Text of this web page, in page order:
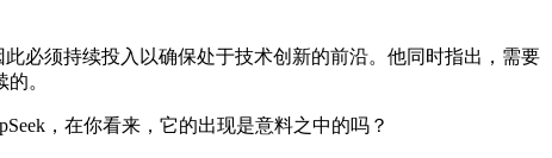
必须持续投入以确保处于技术创新的前沿。他同时指出，需要
。
，在你看来，它的出现是意料之中的吗？